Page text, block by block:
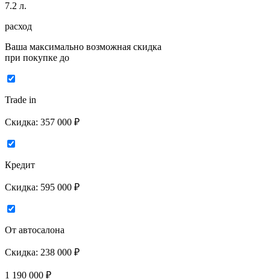
7.2 л.
расход
Ваша максимально возможная скидка
при покупке до
Trade in
Скидка: 357 000 ₽
Кредит
Скидка: 595 000 ₽
От автосалона
Скидка: 238 000 ₽
1 190 000 ₽